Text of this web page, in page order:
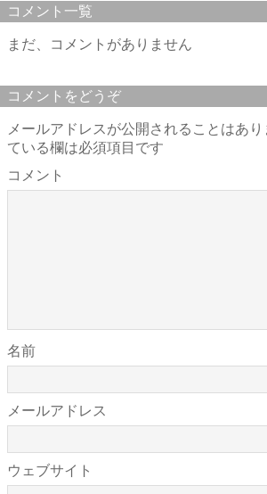
コメント一覧
まだ、コメントがありません
コメントをどうぞ
メールアドレスが公開されることはあり
ている欄は必須項目です
コメント
名前
メールアドレス
ウェブサイト